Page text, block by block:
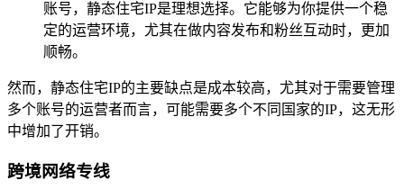
账号，静态住宅IP是理想选择。它能够为你提供一个稳
定的运营环境，尤其在做内容发布和粉丝互动时，更加
顺畅。
然而，静态住宅IP的主要缺点是成本较高，尤其对于需要管理
多个账号的运营者而言，可能需要多个不同国家的IP，这无形
中增加了开销。
跨境网络专线